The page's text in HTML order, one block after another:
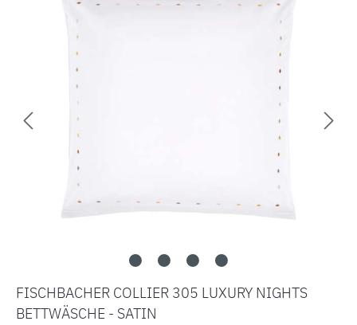
FISCHBACHER COLLIER 305 LUXURY NIGHTS
BETTWÄSCHE - SATIN